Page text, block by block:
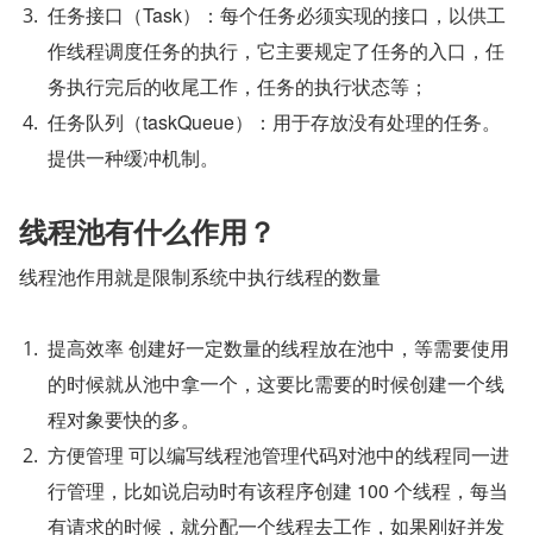
任务接口（Task）：每个任务必须实现的接口，以供工
作线程调度任务的执行，它主要规定了任务的入口，任
务执行完后的收尾工作，任务的执行状态等；
任务队列（taskQueue）：用于存放没有处理的任务。
提供一种缓冲机制。
线程池有什么作用？
线程池作用就是限制系统中执行线程的数量
提高效率 创建好一定数量的线程放在池中，等需要使用
的时候就从池中拿一个，这要比需要的时候创建一个线
程对象要快的多。
方便管理 可以编写线程池管理代码对池中的线程同一进
行管理，比如说启动时有该程序创建 100 个线程，每当
有请求的时候，就分配一个线程去工作，如果刚好并发